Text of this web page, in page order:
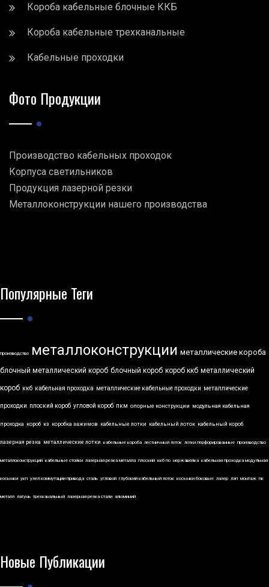
Короба кабельные блочные ККБ
Короба кабельные трехканальные
Кабельные проходки
Фото Продукции
Производство кабельных проходок
Корпуса светильников
Продукция лазерной резки
Металлоконструкции нашего производства
Популярные Теги
производство металлоконструкции металлические короба
блочный металлический короб блочный короб короб ккб металлический
короб ккб кабельная проходка металлические кабельные проходки металлические
проходки плоский короб угловой короб пкм опорные конструкции модульная кабельная
проходка короб кз коробка зажимов кабельные лотки кабельный лоток кабельный короб
лазерная резка металлические лотки кабельные короба лестничный лоток лотки перфорированные производство
металлоконструкций кабельные стойки лазерная резка металла плоский ккб по нержавейка кабельная проходка модульная
косынки укп узел коммутации привода сталь угловой глубокий кабельный лоток косынки боковые лазер лэп монтаж пк
металл латунь трехканальный лазерная резка стали алюминий
Новые Публикации